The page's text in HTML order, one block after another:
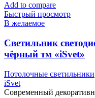
Add to compare
Быстрый просмотр
В желаемое
Cветильник
чёрный тм «iSvet»
Потолочные светильники
iSvet
Современный